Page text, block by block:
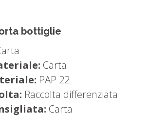
bottiglie
Carta
PAP 22
Raccolta differenziata
Carta